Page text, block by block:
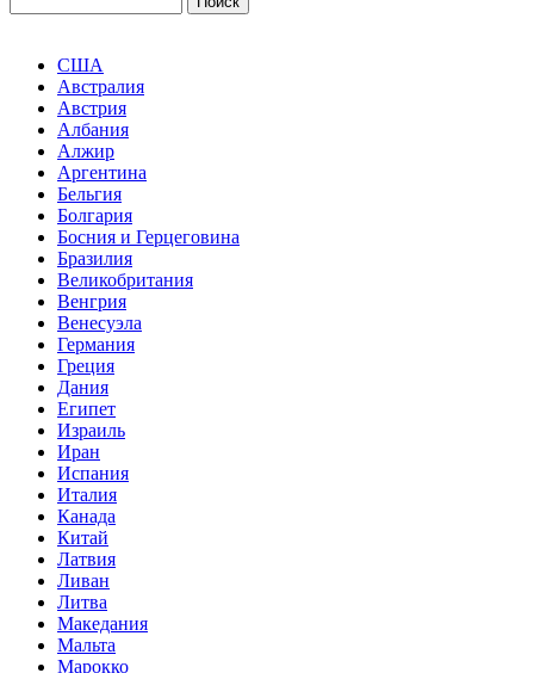
США
Австралия
Австрия
Албания
Алжир
Аргентина
Бельгия
Болгария
Босния и Герцеговина
Бразилия
Великобритания
Венгрия
Венесуэла
Германия
Греция
Дания
Египет
Израиль
Иран
Испания
Италия
Канада
Китай
Латвия
Ливан
Литва
Македания
Мальта
Марокко